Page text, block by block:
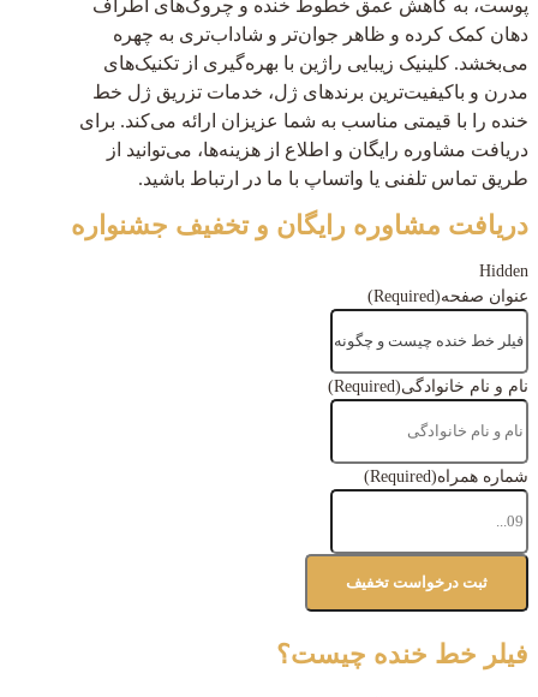
پوست، به کاهش عمق خطوط خنده و چروک‌های اطراف
دهان کمک کرده و ظاهر جوان‌تر و شاداب‌تری به چهره
می‌بخشد. کلینیک زیبایی راژین با بهره‌گیری از تکنیک‌های
مدرن و باکیفیت‌ترین برندهای ژل، خدمات تزریق ژل خط
خنده را با قیمتی مناسب به شما عزیزان ارائه می‌کند. برای
دریافت مشاوره رایگان و اطلاع از هزینه‌ها، می‌توانید از
طریق تماس تلفنی یا واتساپ با ما در ارتباط باشید.
دریافت مشاوره رایگان و تخفیف جشنواره
Hidden
عنوان صفحه(Required)
نام و نام خانوادگی(Required)
شماره همراه(Required)
فیلر خط خنده چیست؟